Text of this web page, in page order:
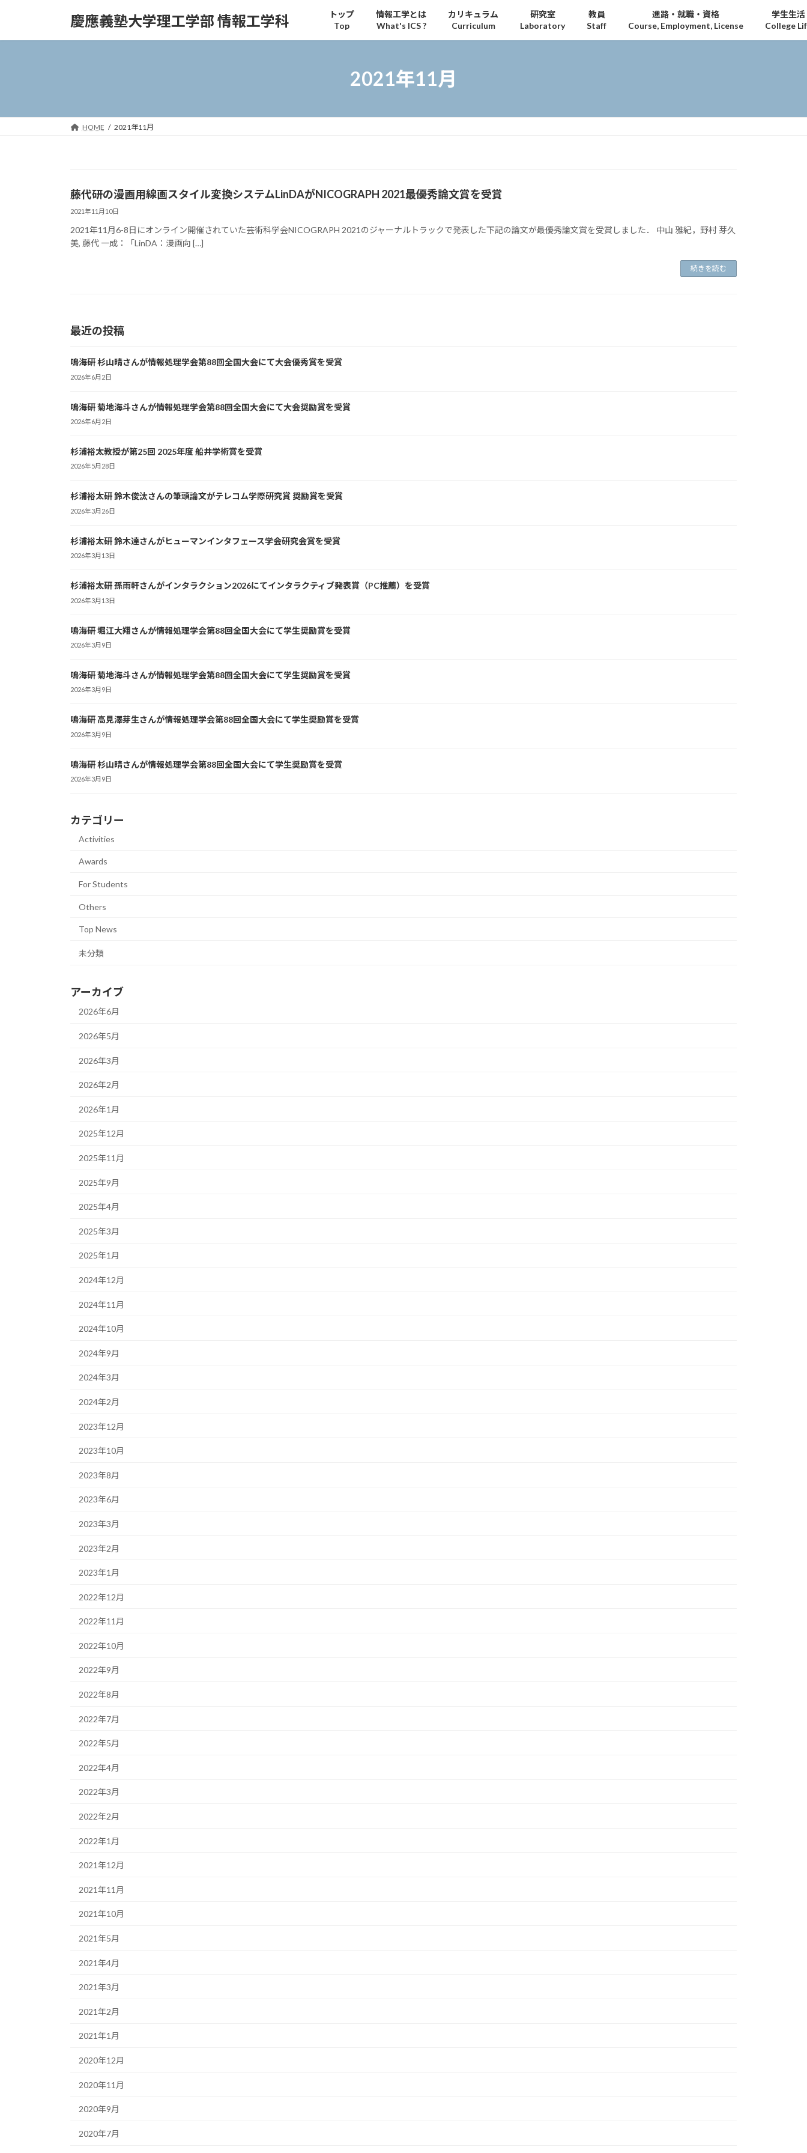
慶應義塾大学理工学部 情報工学科
トップ
Top
情報工学とは
What's ICS ?
カリキュラム
Curriculum
研究室
Laboratory
教員
Staff
進路・就職・資格
Course, Employment, License
学生生活
College
2021年11月
HOME 2021年11月
藤代研の漫画用線画スタイル変換システムLinDAがNICOGRAPH 2021最優秀論文賞を受賞
2021年11月10日
2021年11月6-8日にオンライン開催されていた芸術科学会NICOGRAPH 2021のジャーナルトラックで発表した下記の論文が最優秀論文賞を受賞しました． 中山 雅紀，野村 芽久
美, 藤代 一成：「LinDA：漫画向 […]
続きを読む
最近の投稿
鳴海研 杉山晴さんが情報処理学会第88回全国大会にて大会優秀賞を受賞
2026年6月2日
鳴海研 菊地海斗さんが情報処理学会第88回全国大会にて大会奨励賞を受賞
2026年6月2日
杉浦裕太教授が第25回 2025年度 船井学術賞を受賞
2026年5月28日
杉浦裕太研 鈴木俊汰さんの筆頭論文がテレコム学際研究賞 奨励賞を受賞
2026年3月26日
杉浦裕太研 鈴木達さんがヒューマンインタフェース学会研究会賞を受賞
2026年3月13日
杉浦裕太研 孫雨軒さんがインタラクション2026にてインタラクティブ発表賞（PC推薦）を受賞
2026年3月13日
鳴海研 堀江大翔さんが情報処理学会第88回全国大会にて学生奨励賞を受賞
2026年3月9日
鳴海研 菊地海斗さんが情報処理学会第88回全国大会にて学生奨励賞を受賞
2026年3月9日
鳴海研 高見澤芽生さんが情報処理学会第88回全国大会にて学生奨励賞を受賞
2026年3月9日
鳴海研 杉山晴さんが情報処理学会第88回全国大会にて学生奨励賞を受賞
2026年3月9日
カテゴリー
Activities
Awards
For Students
Others
Top News
未分類
アーカイブ
2026年6月
2026年5月
2026年3月
2026年2月
2026年1月
2025年12月
2025年11月
2025年9月
2025年4月
2025年3月
2025年1月
2024年12月
2024年11月
2024年10月
2024年9月
2024年3月
2024年2月
2023年12月
2023年10月
2023年8月
2023年6月
2023年3月
2023年2月
2023年1月
2022年12月
2022年11月
2022年10月
2022年9月
2022年8月
2022年7月
2022年5月
2022年4月
2022年3月
2022年2月
2022年1月
2021年12月
2021年11月
2021年10月
2021年5月
2021年4月
2021年3月
2021年2月
2021年1月
2020年12月
2020年11月
2020年9月
2020年7月